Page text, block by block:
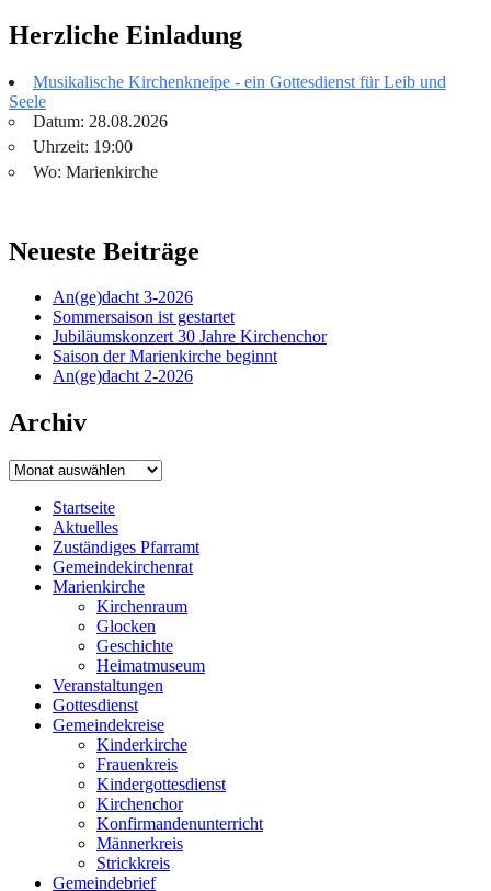
Herzliche Einladung
Musikalische Kirchenkneipe - ein Gottesdienst für Leib und
Seele
Datum: 28.08.2026
Uhrzeit: 19:00
Wo: Marienkirche
Neueste Beiträge
An(ge)dacht 3-2026
Sommersaison ist gestartet
Jubiläumskonzert 30 Jahre Kirchenchor
Saison der Marienkirche beginnt
An(ge)dacht 2-2026
Archiv
Archiv
Startseite
Aktuelles
Zuständiges Pfarramt
Gemeindekirchenrat
Marienkirche
Kirchenraum
Glocken
Geschichte
Heimatmuseum
Veranstaltungen
Gottesdienst
Gemeindekreise
Kinderkirche
Frauenkreis
Kindergottesdienst
Kirchenchor
Konfirmandenunterricht
Männerkreis
Strickkreis
Gemeindebrief